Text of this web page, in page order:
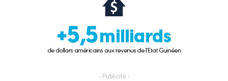
- Publicité -